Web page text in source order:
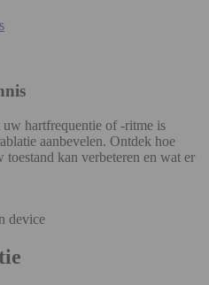
hartfrequentie of -ritme is
aanbevelen. Ontdek hoe
kan verbeteren en wat er